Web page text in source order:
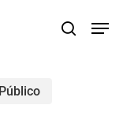
search